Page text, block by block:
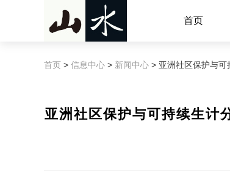
首页
首页 > 信息中心 > 新闻中心 > 亚洲社区保护与可
亚洲社区保护与可持续生计